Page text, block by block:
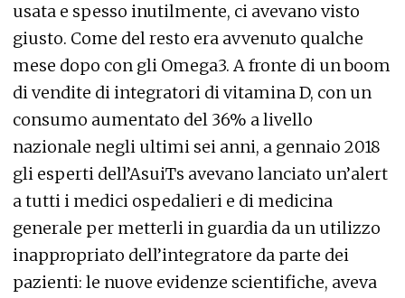
usata e spesso inutilmente, ci avevano visto
giusto. Come del resto era avvenuto qualche
mese dopo con gli Omega3. A fronte di un boom
di vendite di integratori di vitamina D, con un
consumo aumentato del 36% a livello
nazionale negli ultimi sei anni, a gennaio 2018
gli esperti dell’AsuiTs avevano lanciato un’alert
a tutti i medici ospedalieri e di medicina
generale per metterli in guardia da un utilizzo
inappropriato dell’integratore da parte dei
pazienti: le nuove evidenze scientifiche, aveva